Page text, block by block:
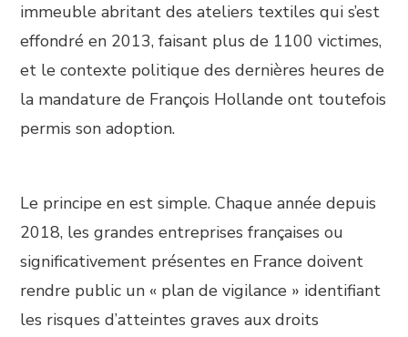
immeuble abritant des ateliers textiles qui s’est
effondré en 2013, faisant plus de 1100 victimes,
et le contexte politique des dernières heures de
la mandature de François Hollande ont toutefois
permis son adoption.
Le principe en est simple. Chaque année depuis
2018, les grandes entreprises françaises ou
significativement présentes en France doivent
rendre public un « plan de vigilance » identifiant
les risques d’atteintes graves aux droits